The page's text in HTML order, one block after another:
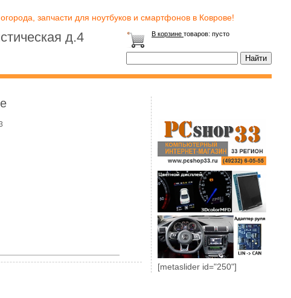
запчасти для ноутбуков и смартфонов в Коврове!
д.4 В корзине товаров: пусто
[metaslider id="250"]